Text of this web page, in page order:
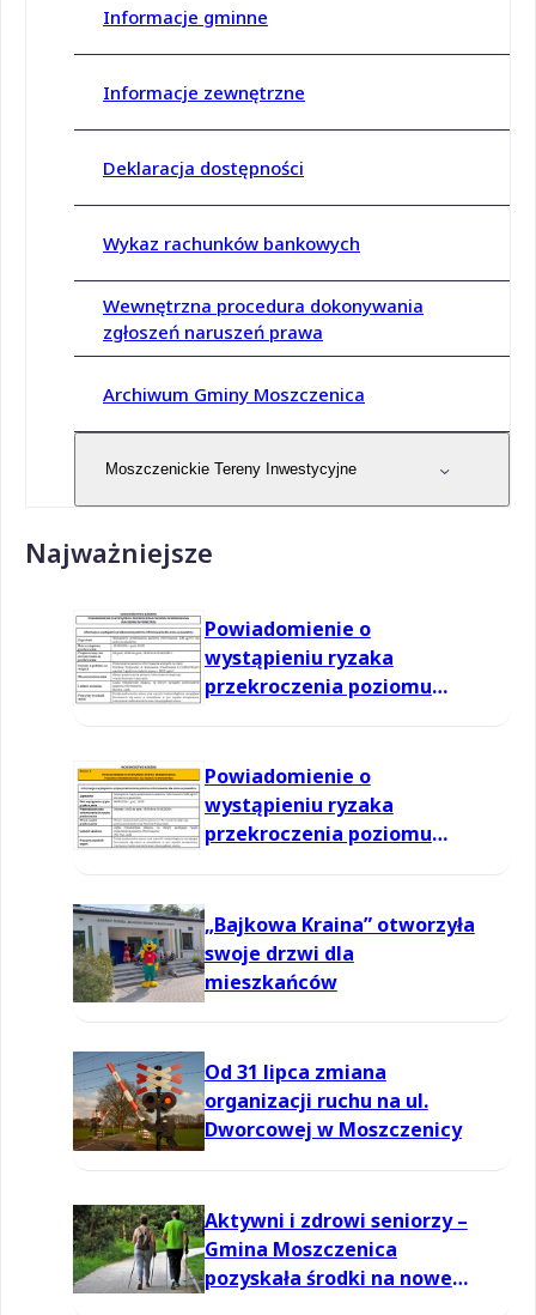
Informacje gminne
Informacje zewnętrzne
Deklaracja dostępności
Wykaz rachunków bankowych
Wewnętrzna procedura dokonywania
zgłoszeń naruszeń prawa
Archiwum Gminy Moszczenica
Moszczenickie Tereny Inwestycyjne
Najważniejsze
Powiadomienie o
wystąpieniu ryzaka
przekroczenia poziomu
Powiadomienie o
wystąpieniu ryzaka
przekroczenia poziomu
„Bajkowa Kraina” otworzyła
swoje drzwi dla
mieszkańców
Od 31 lipca zmiana
organizacji ruchu na ul.
Dworcowej w Moszczenicy
Aktywni i zdrowi seniorzy –
Gmina Moszczenica
pozyskała środki na nowe